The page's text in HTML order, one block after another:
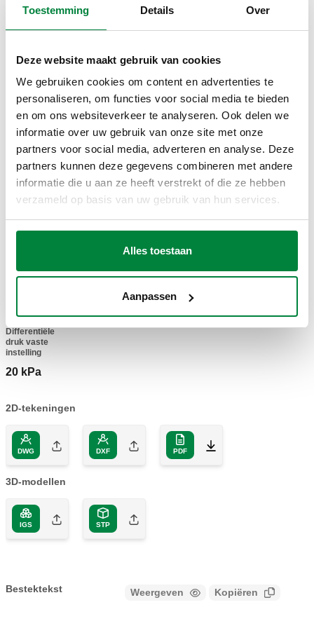
Toestemming Details Over
Deze website maakt gebruik van cookies
We gebruiken cookies om content en advertenties te
personaliseren, om functies voor social media te bieden
en om ons websiteverkeer te analyseren. Ook delen we
informatie over uw gebruik van onze site met onze
partners voor social media, adverteren en analyse. Deze
partners kunnen deze gegevens combineren met andere
informatie die u aan ze heeft verstrekt of die ze hebben
verzameld op basis van uw gebruik van hun services.
Alles toestaan
Aanpassen
TEKENINGEN EN SPECIFICATIES
Artikelnummer Notitie
voeding
Maximaal
aanbevolen Actions
Met bediening
(AC) - △p 2 m w.k. -
ultrasone
volumemeter
230 V
Differentiële
druk vaste
instelling
20 kPa
2D-tekeningen
DWG DXF PDF
3D-modellen
IGS STP
Bestektekst Weergeven Kopiëren